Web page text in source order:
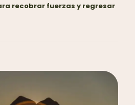
recobrar fuerzas y regresar